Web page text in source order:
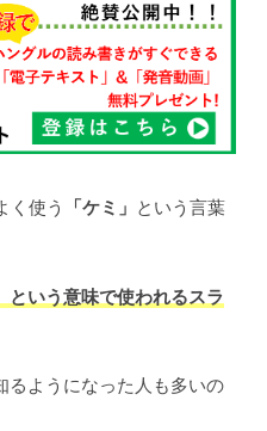
く使う 「ケミ」 という言葉
という意味で使われるスラ
るようになった人も多いの